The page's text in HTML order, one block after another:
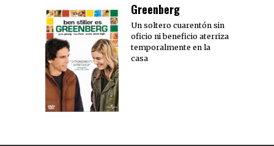
Greenberg
Un soltero cuarentón sin
oficio ni beneficio aterriza
temporalmente en la
casa